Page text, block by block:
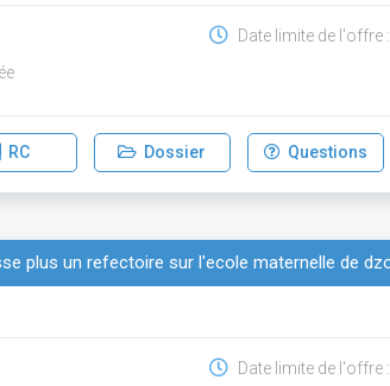
Date limite de l'offre :
RC Dossier Questions
plus un refectoire sur l'ecole maternelle de
Date limite de l'offre :